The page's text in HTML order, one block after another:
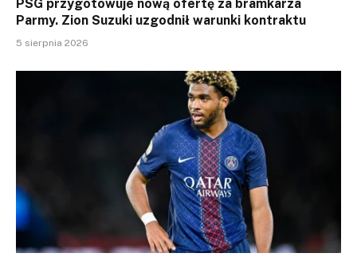
PSG przygotowuje nową ofertę za bramkarza
Parmy. Zion Suzuki uzgodnił warunki kontraktu
5 sierpnia 2026